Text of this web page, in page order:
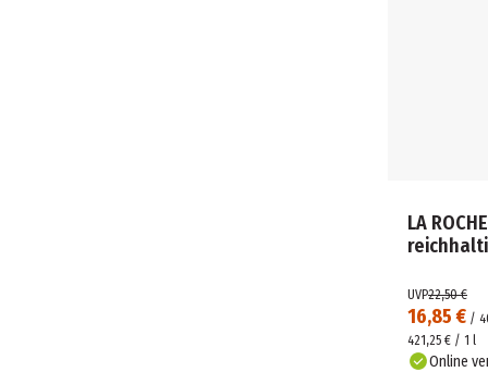
LA
16,85 € /
UVP22,50 €
421,25 € / 1 l
Online